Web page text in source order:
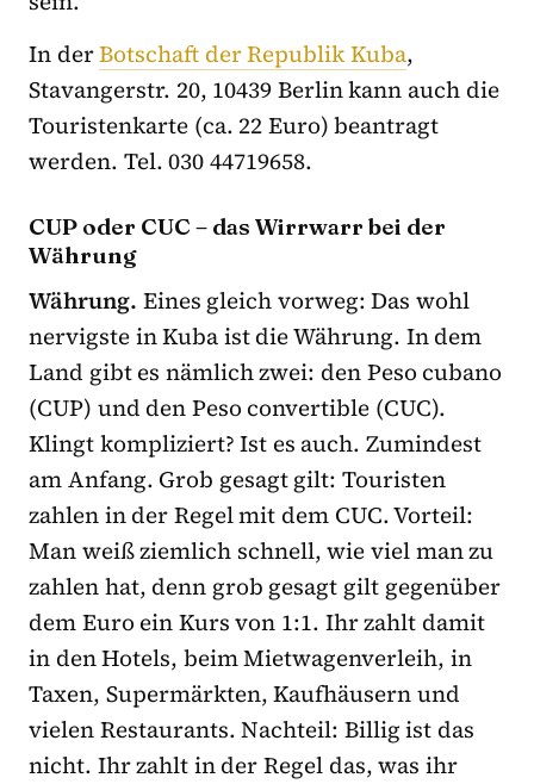
In derBotschaft der Republik Kuba,
Stavangerstr. 20, 10439 Berlin kann auch die
Touristenkarte (ca. 22 Euro) beantragt
werden. Tel. 030 44719658.
CUP oder CUC – das Wirrwarr bei der
Währung
Währung. Eines gleich vorweg: Das wohl
nervigste in Kuba ist die Währung. In dem
Land gibt es nämlich zwei: den Peso cubano
(CUP) und den Peso convertible (CUC).
Klingt kompliziert? Ist es auch. Zumindest
am Anfang. Grob gesagt gilt: Touristen
zahlen in der Regel mit dem CUC. Vorteil:
Man weiß ziemlich schnell, wie viel man zu
zahlen hat, denn grob gesagt gilt gegenüber
dem Euro ein Kurs von 1:1. Ihr zahlt damit
in den Hotels, beim Mietwagenverleih, in
Taxen, Supermärkten, Kaufhäusern und
vielen Restaurants. Nachteil: Billig ist das
nicht. Ihr zahlt in der Regel das, was ihr